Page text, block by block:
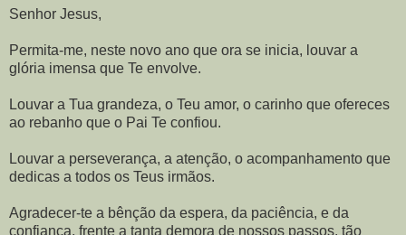
Senhor Jesus,
Permita-me, neste novo ano que ora se inicia, louvar a
glória imensa que Te envolve.
Louvar a Tua grandeza, o Teu amor, o carinho que ofereces
ao rebanho que o Pai Te confiou.
Louvar a perseverança, a atenção, o acompanhamento que
dedicas a todos os Teus irmãos.
Agradecer-te a bênção da espera, da paciência, e da
confiança, frente a tanta demora de nossos passos, tão